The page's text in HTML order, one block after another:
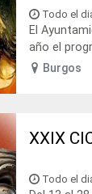
Todo el
El
año el
Burgos
XXIX
Todo el